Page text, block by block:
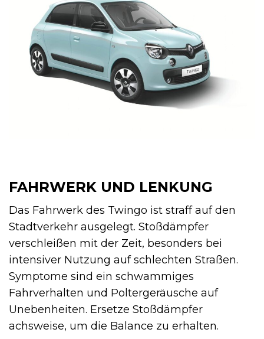
FAHRWERK UND LENKUNG
Das Fahrwerk des Twingo ist straff auf den
Stadtverkehr ausgelegt. Stoßdämpfer
verschleißen mit der Zeit, besonders bei
intensiver Nutzung auf schlechten Straßen.
Symptome sind ein schwammiges
Fahrverhalten und Poltergeräusche auf
Unebenheiten. Ersetze Stoßdämpfer
achsweise, um die Balance zu erhalten.